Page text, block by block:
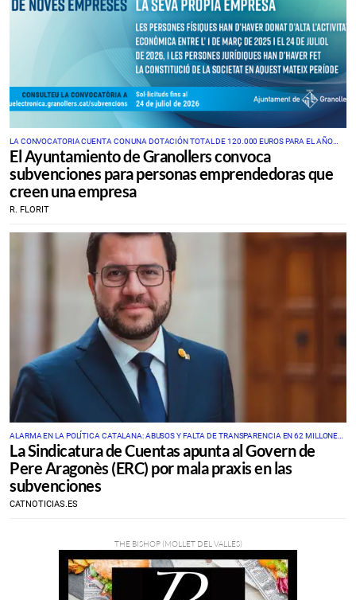
LA CONVOCATORIA CUENTA CON UNA DOTACIÓN TOTAL DE 120.000 EUROS PARA EL AÑO
2026
El Ayuntamiento de Granollers convoca
subvenciones para personas emprendedoras que
creen una empresa
R. FLORIT
ALARMA EN LA POLÍTICA CATALANA: ABUSOS Y FALTA DE TRANSPARENCIA EN 62 MILLONES
EN SUBVENCIONES CULTURALES
La Sindicatura de Cuentas apunta al Govern de
Pere Aragonès (ERC) por mala praxis en las
subvenciones
CATNOTICIAS.ES